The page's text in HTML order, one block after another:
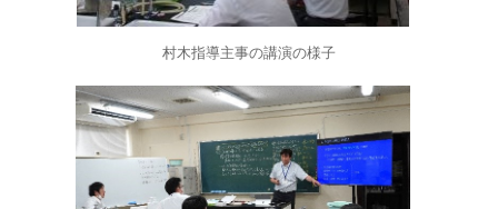
村木指導主事の講演の様子